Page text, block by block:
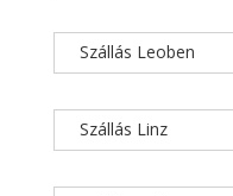
Szállás Leoben
Szállás Linz